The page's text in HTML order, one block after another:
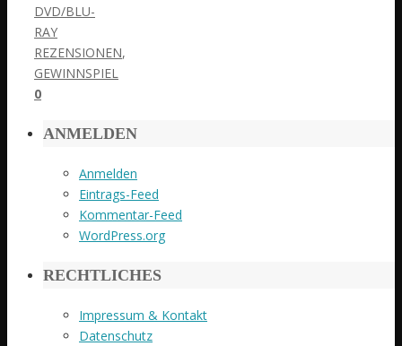
DVD/BLU-
RAY
REZENSIONEN,
GEWINNSPIEL
0
ANMELDEN
Anmelden
Eintrags-Feed
Kommentar-Feed
WordPress.org
RECHTLICHES
Impressum & Kontakt
Datenschutz